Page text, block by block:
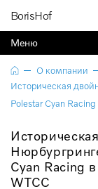
BorisHof
Меню
О компании
Историческая
Polestar Cyan
Cyan Racing
WTCC